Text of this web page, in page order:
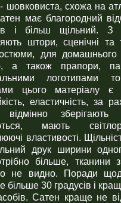
шовковиста, схожа на
має благородний
і більш щільний. З
штори, сценічні та
для домашнього
а також прапори,
логотипами
цього матеріалу є
еластичність, за
відмінно зберігають
мають
властивості.
друк ширини
більше, тканини
не видно. Поради
більше 30 градусів і
Сатен краще не